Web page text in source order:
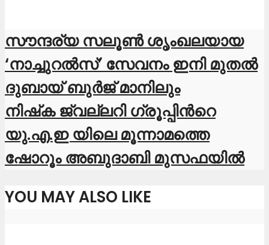
സൗന്ദര്യ സലൂണ്‍ ശൃംഖലയായ
‘നാച്ചുറല്‍സ്’ സേവനം ഇനി മുതൽ
ദുബായ് ബുർജ് മാനിലും
നിഷ്‌ക ജ്വല്ലറി ഗ്രൂപ്പിന്‍റെ
യു.എ.ഇ യിലെ മൂന്നാമത്തെ
ഷോറൂം അബുദാബി മുസഫയിൽ
YOU MAY ALSO LIKE